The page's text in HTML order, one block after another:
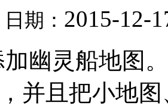
日期： 2015-12-
幽灵船地图
并且把小地